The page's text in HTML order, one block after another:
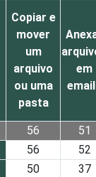
Copiar e
mover
um
arquivo
ou uma
pasta
em
56 51
56 52
50 37